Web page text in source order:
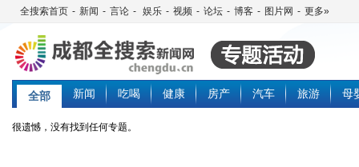
全搜索首页 - 新闻 - 言论 - 娱乐 - 视频 - 论坛 - 博客 - 图片网 - 更多»
全部 新闻 吃喝 健康 房产 汽车 旅游 母
很遗憾，没有找到任何专题。